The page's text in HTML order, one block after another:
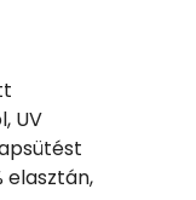
UV
elasztán,